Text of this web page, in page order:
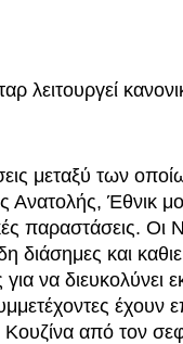
λειτουργεί
μεταξύ των
Έθνικ
παραστάσεις. Οι
διάσημες και
να διευκολύνει
έχουν
από τον